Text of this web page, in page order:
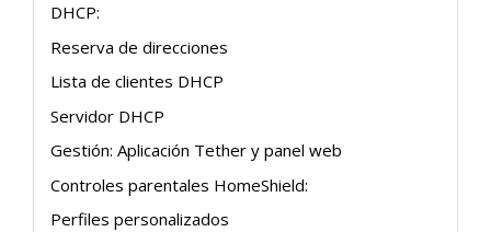
DHCP:
Reserva de direcciones
Lista de clientes DHCP
Servidor DHCP
Gestión: Aplicación Tether y panel web
Controles parentales HomeShield:
Perfiles personalizados